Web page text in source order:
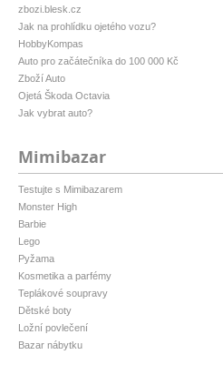
zbozi.blesk.cz
Jak na prohlídku ojetého vozu?
HobbyKompas
Auto pro začátečníka do 100 000 Kč
Zboží Auto
Ojetá Škoda Octavia
Jak vybrat auto?
Mimibazar
Testujte s Mimibazarem
Monster High
Barbie
Lego
Pyžama
Kosmetika a parfémy
Teplákové soupravy
Dětské boty
Ložní povlečení
Bazar nábytku